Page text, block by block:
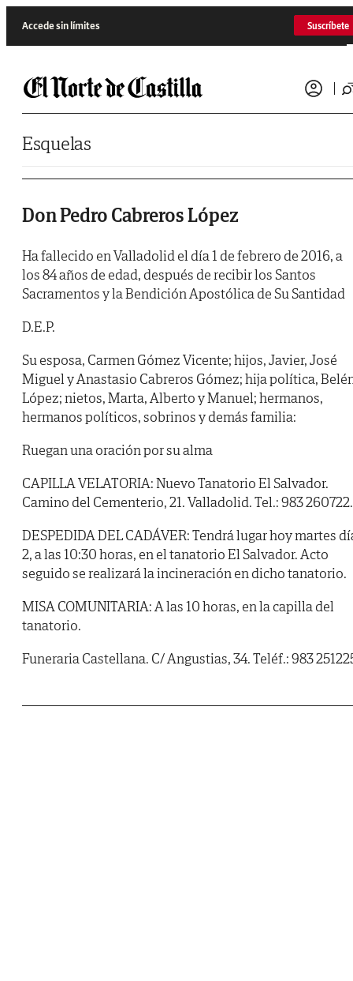
Accede sin límites Suscríbete
Esquelas
Don Pedro Cabreros López
Ha fallecido en Valladolid el día 1 de febrero de 2016, a
los 84 años de edad, después de recibir los Santos
Sacramentos y la Bendición Apostólica de Su Santidad
D.E.P.
Su esposa, Carmen Gómez Vicente; hijos, Javier, José
Miguel y Anastasio Cabreros Gómez; hija política,
López; nietos, Marta, Alberto y Manuel; hermanos,
hermanos políticos, sobrinos y demás familia:
Ruegan una oración por su alma
CAPILLA VELATORIA: Nuevo Tanatorio El Salvador.
Camino del Cementerio, 21. Valladolid. Tel.: 983 260722.
DESPEDIDA DEL CADÁVER: Tendrá lugar hoy martes
2, a las 10:30 horas, en el tanatorio El Salvador. Acto
seguido se realizará la incineración en dicho tanatorio.
MISA COMUNITARIA: A las 10 horas, en la capilla del
tanatorio.
Funeraria Castellana. C/ Angustias, 34. Teléf.: 983